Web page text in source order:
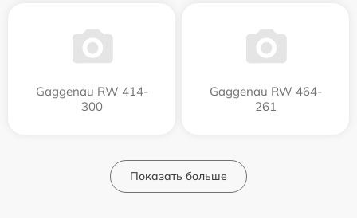
Gaggenau RW 414-
300
Gaggenau RW 464-
261
Показать больше